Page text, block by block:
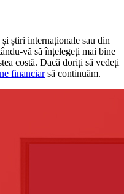
știri internaționale sau din
vă să înțelegeți mai bine
costă. Dacă doriți să vedeți
financiarsă continuăm.